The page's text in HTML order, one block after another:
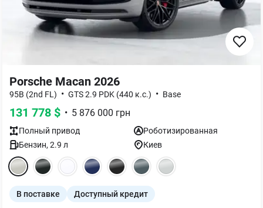
Porsche Macan 2026
95B (2nd FL) • GTS 2.9 PDK (440 к.с.) • Base
131 778 $ • 5 876 000 грн
Полный привод
Роботизированная
Бензин, 2.9 л Киев
В поставке Доступный кредит